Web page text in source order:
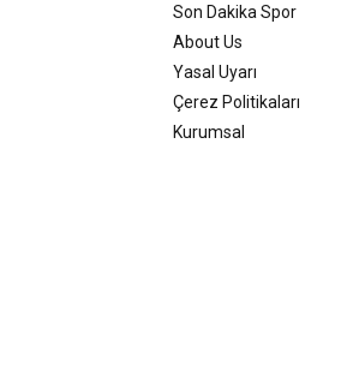
Son Dakika Spor
About Us
Yasal Uyarı
Çerez Politikaları
Kurumsal